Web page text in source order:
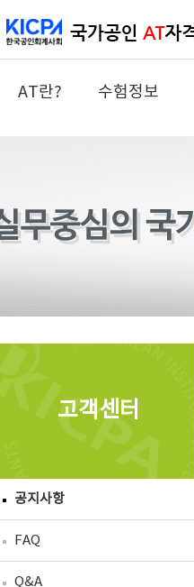
AT란? 수험정보
고객센터
공지사항
FAQ
Q&A